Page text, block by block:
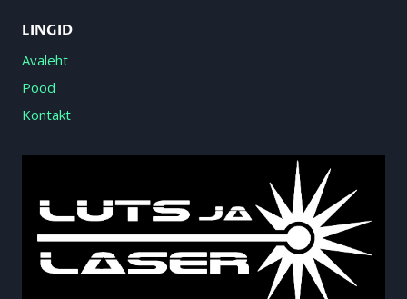
LINGID
Avaleht
Pood
Kontakt